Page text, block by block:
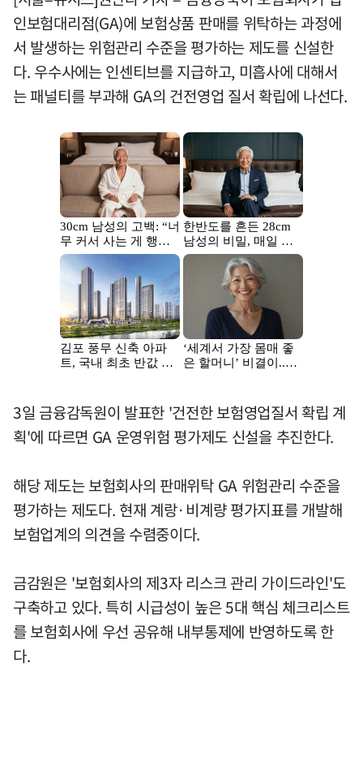
인보험대리점(GA)에 보험상품 판매를 위탁하는 과정에
서 발생하는 위험관리 수준을 평가하는 제도를 신설한
다. 우수사에는 인센티브를 지급하고, 미흡사에 대해서
는 패널티를 부과해 GA의 건전영업 질서 확립에 나선다.
3일 금융감독원이 발표한 '건전한 보험영업질서 확립 계
획'에 따르면 GA 운영위험 평가제도 신설을 추진한다.
해당 제도는 보험회사의 판매위탁 GA 위험관리 수준을
평가하는 제도다. 현재 계랑·비계량 평가지표를 개발해
보험업계의 의견을 수렴중이다.
금감원은 '보험회사의 제3자 리스크 관리 가이드라인'도
구축하고 있다. 특히 시급성이 높은 5대 핵심 체크리스트
를 보험회사에 우선 공유해 내부통제에 반영하도록 한
다.